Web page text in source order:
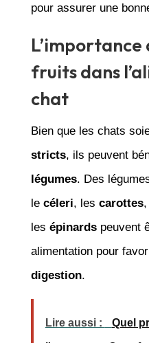
pour assurer une
L’importance
fruits dans
chat
Bien que les chats
stricts, ils peuvent
légumes. Des
le céleri, les carottes,
les épinardspeuvent
alimentation pour
digestion.
Lire aussi : Quel